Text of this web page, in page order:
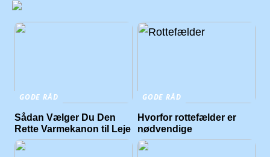
GODE RÅD
Sådan Vælger Du Den
Rette Varmekanon til Leje
GODE RÅD
Hvorfor rottefælder er
nødvendige